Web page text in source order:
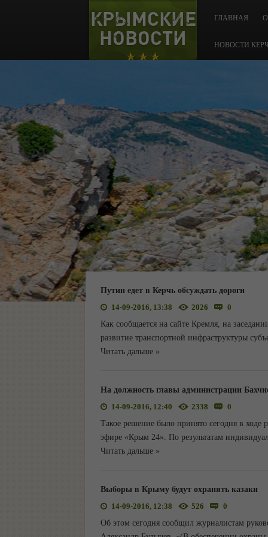
КРЫМСКИЕ
НОВОСТИ
ГЛАВНАЯ
НОВОСТИ
Путин едет в Керчь обсуждать дороги
14-09-2016, 13:38
2026
0
Как сообщается на сайте Кремля, на
развитие транспортной инфраструктуры
Читать дальше »
На должность главы администрации
14-09-2016, 12:40
2338
0
Такое решение было принято сегодня в ходе
эфире «Крым 24». По результатам
Читать дальше »
Выборы в Крыму будут охранять казаки
14-09-2016, 12:38
526
0
Об этом сегодня сообщил журналистам